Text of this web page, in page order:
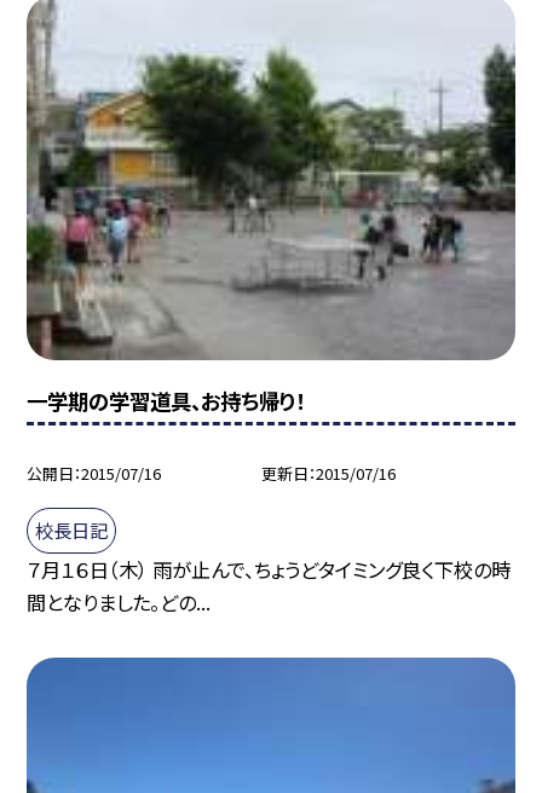
一学期の学習道具、お持ち帰り！
公開日 2015/07/16 更新日 2015/07/16
校長日記
７月１６日（木） 雨が止んで、ちょうどタイミング良く下校の時
間となりました。どの...